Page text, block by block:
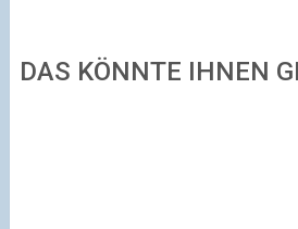
DAS KÖNNTE IHNEN